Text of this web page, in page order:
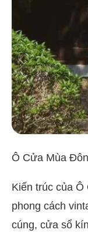
Ô Cửa Mùa
Kiến trúc của
phong cách
cúng, cửa sổ